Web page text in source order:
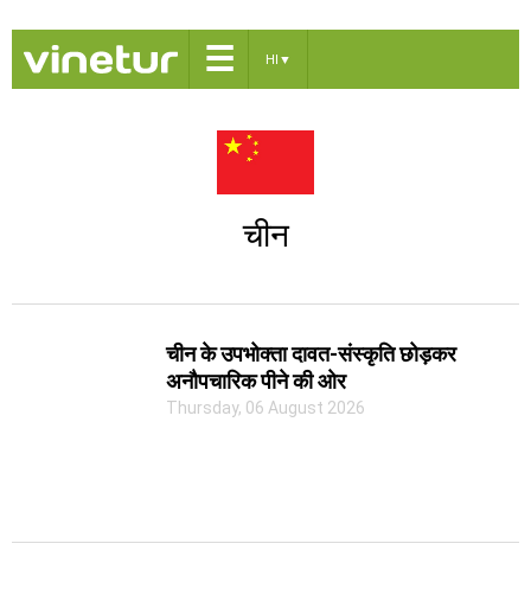
☰ HI ▼
चीन
चीन के उपभोक्ता दावत-संस्कृति छोड़कर
अनौपचारिक पीने की ओर
Thursday, 06 August 2026